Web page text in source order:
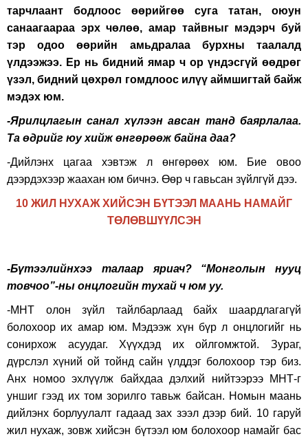
тарчлаант бодлоос өөрийгөө суга татан, оюун
санаагаараа эрх чөлөө, амар тайвныг мэдэрч буй
тэр одоо өөрийн амьдралаа бурхны таалалд
үлдээжээ. Ер нь бидний ямар ч ор үндэсгүй өөдрөг
үзэл, бидний цөхрөл гомдлоос илүү аймшигтай байж
мэдэх юм.
-Ярилцлагын санал хүлээн авсан танд баярлалаа.
Та өдрийг юу хийж өнгөрөөж байна даа?
-Дийлэнх цагаа хэвтэж л өнгөрөөх юм. Бие овоо
дээрдэхээр жаахан юм бичнэ. Өөр ч гавьсан зүйлгүй дээ.
10 ЖИЛ НУХАЖ ХИЙСЭН БҮТЭЭЛ МААНЬ НАМАЙГ
ТӨЛӨВШҮҮЛСЭН
-Бүтээлийнхээ талаар яриач? “Монголын нууц
товчоо”-ны онцлогийн тухай ч юм уу.
-МНТ олон зүйл тайлбарлаад байх шаардлагагүй
болохоор их амар юм. Мэдээж хүн бүр л онцлогийг нь
сонирхож асуудаг. Хүүхдэд их ойлгомжтой. Зураг,
дүрслэл хүний ой тойнд сайн үлддэг болохоор тэр биз.
Анх номоо эхлүүлж байхдаа дэлхий нийтээрээ МНТ-г
уншиг гээд их том зорилго тавьж байсан. Номын маань
дийлэнх борлуулалт гадаад зах зээл дээр бий. 10 гаруй
жил нухаж, зовж хийсэн бүтээл юм болохоор намайг бас